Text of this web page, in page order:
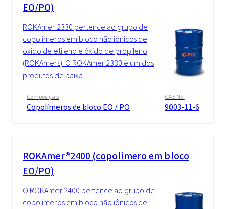
EO/PO)
ROKAmer 2330 pertence ao grupo de
copolímeros em bloco não iônicos de
óxido de etileno e óxido de propileno
(ROKAmers). O ROKAmer 2330 é um dos
produtos de baixa...
Composição
Copolímeros de bloco EO / PO
CAS No.
9003-11-6
ROKAmer®2400 (copolímero em bloco
EO/PO)
O ROKAmer 2400 pertence ao grupo de
copolímeros em bloco não iônicos de